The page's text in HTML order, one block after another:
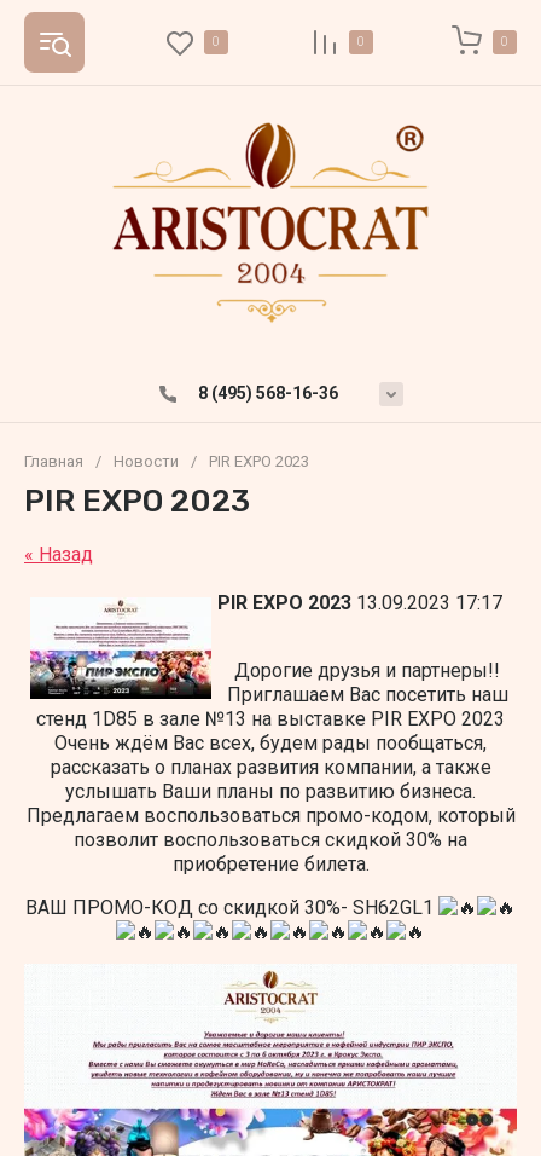
0 0 0
8 (495) 568-16-36
Главная / Новости / PIR EXPO 2023
PIR EXPO 2023
« Назад
PIR EXPO 2023 13.09.2023 17:17
Дорогие друзья и партнеры!!
Приглашаем Вас посетить наш
стенд 1D85 в зале №13 на выставке PIR EXPO 2023
Очень ждём Вас всех, будем рады пообщаться,
рассказать о планах развития компании, а также
услышать Ваши планы по развитию бизнеса.
Предлагаем воспользоваться промо-кодом, который
позволит воспользоваться скидкой 30% на
приобретение билета.
ВАШ ПРОМО-КОД со скидкой 30%- SH62GL1